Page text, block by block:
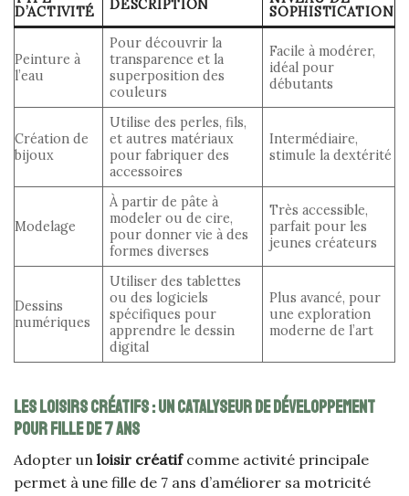
D’ACTIVITÉ
DESCRIPTION
SOPHISTICATION
Peinture à
l’eau
Pour découvrir la
transparence et la
superposition des
couleurs
Facile à modérer,
idéal pour
débutants
Création de
bijoux
Utilise des perles, fils,
et autres matériaux
pour fabriquer des
accessoires
Intermédiaire,
stimule la dextérité
Modelage
À partir de pâte à
modeler ou de cire,
pour donner vie à des
formes diverses
Très accessible,
parfait pour les
jeunes créateurs
Dessins
numériques
Utiliser des tablettes
ou des logiciels
spécifiques pour
apprendre le dessin
digital
Plus avancé, pour
une exploration
moderne de l’art
Les loisirs créatifs : un catalyseur de développement
pour fille de 7 ans
Adopter un loisir créatifcomme activité principale
permet à une fille de 7 ans d’améliorer sa motricité